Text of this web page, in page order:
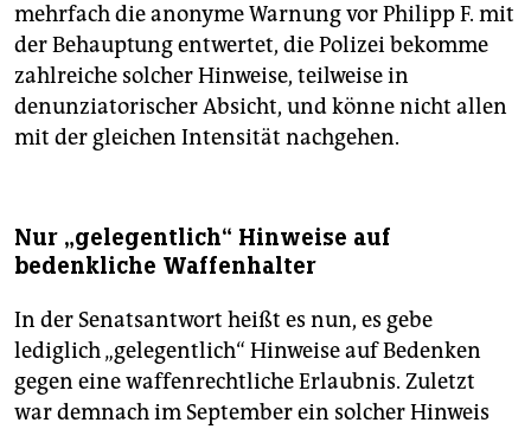
mehrfach die ano­nyme Warnung vor Philipp F. mit
der Behauptung entwertet, die Polizei bekomme
zahlreiche solcher Hinweise, teilweise in
denunziatorischer Absicht, und könne nicht allen
mit der gleichen Intensität nachgehen.
Nur „gelegentlich“ Hinweise auf
bedenkliche Waffenhalter
In der Senatsantwort heißt es nun, es gebe
lediglich „gelegentlich“ Hinweise auf Bedenken
gegen eine waffenrechtliche Erlaubnis. Zuletzt
war demnach im September ein solcher Hinweis